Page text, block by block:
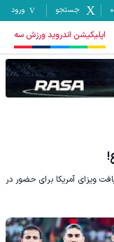
جستجو ورود
اپلیکیشن اندروید ورزش سه
ویزای آمریکا برای حضور در